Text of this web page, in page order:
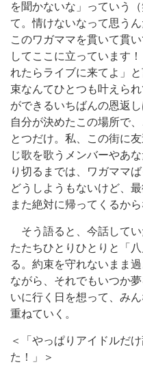
を聞かないな」っていう
て。情けないなって思う
このワガママを貫いて貫
してここに立っています
れたらライブに来てよ」
束なんてひとつも叶えら
ができるいちばんの恩返
自分が決めたこの場所で
とつだけ。私、この街に
じ歌を歌うメンバーやあ
り切るまでは、ワガママ
どうしようもないけど、
また絶対に帰ってくるから
そう語ると、今話して
たたちひとりひとりと「
る。約束を守れないまま
ながら、それでもいつか
いに行く日を想って、み
重ねていく。
＜「やっぱりアイドルだ
た！」＞